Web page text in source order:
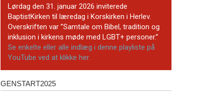
YouTube-
kanal
Lørdag den 31. januar 2026 inviterede
BaptistKirken til læredag i Korskirken i Herlev.
Overskriften var ”Samtale om Bibel, tradition og
inklusion i kirkens møde med LGBT+ personer.”
Se enkelte eller alle indlæg i denne playliste på
YouTube ved at klikke her.
Genstart2025
GENSTART2025